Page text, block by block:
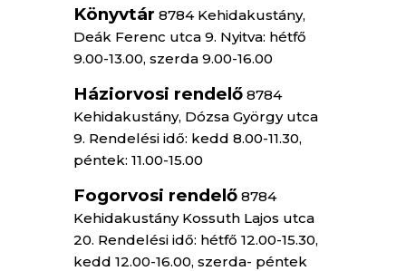
Könyvtár 8784 Kehidakustány,
Deák Ferenc utca 9. Nyitva: hétfő
9.00-13.00, szerda 9.00-16.00
Háziorvosi rendelő8784
Kehidakustány, Dózsa György utca
9. Rendelési idő: kedd 8.00-11.30,
péntek: 11.00-15.00
Fogorvosi rendelő8784
Kehidakustány Kossuth Lajos utca
20. Rendelési idő: hétfő 12.00-15.30,
kedd 12.00-16.00, szerda- péntek